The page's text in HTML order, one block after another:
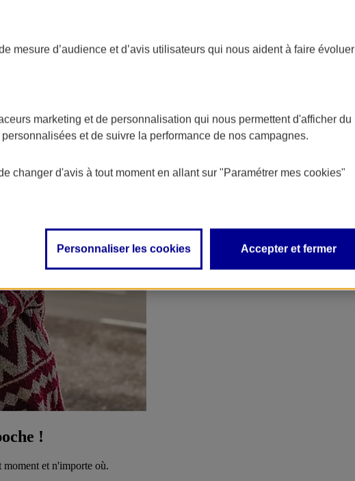
L'application AXA Banque
!
!
et n'importe où.
mesure d’audience et d’avis utilisateurs qui nous aident à faire évoluer
marketing et de personnalisation qui nous permettent d'afficher du
et de suivre la performance de nos campagnes.
changer d'avis à tout moment en allant sur "Paramétrer mes cookies"
Personnaliser les cookies Accepter et fermer